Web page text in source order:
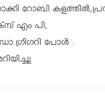
റോബി
എം പി,
പോൾ .